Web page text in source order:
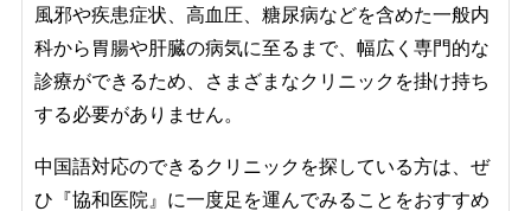
風邪や疾患症状、高血圧、 糖尿病などを含めた一般内
科から胃腸や肝臓の病気に至るまで、幅広く専門的な
診療ができるため、さまざまなクリニックを掛け持ち
する必要がありません。
中国語対応のできるクリニックを探している方は、ぜ
ひ『協和医院』に一度足を運んでみることをおすすめ